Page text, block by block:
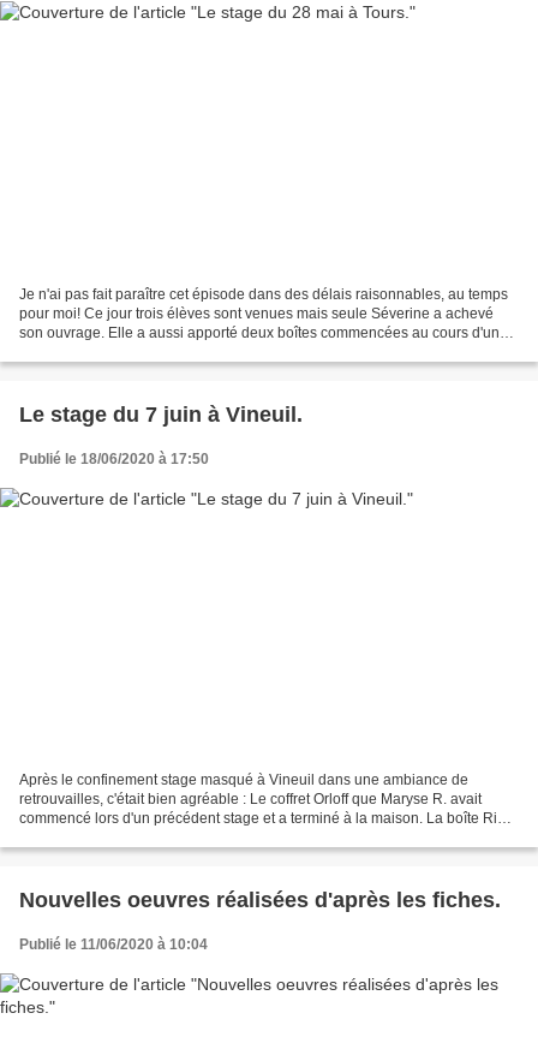
Je n'ai pas fait paraître cet épisode dans des délais raisonnables, au temps
pour moi! Ce jour trois élèves sont venues mais seule Séverine a achevé
son ouvrage. Elle a aussi apporté deux boîtes commencées au cours d'un
Le stage du 7 juin à Vineuil.
Publié le 18/06/2020 à 17:50
Après le confinement stage masqué à Vineuil dans une ambiance de
retrouvailles, c'était bien agréable : Le coffret Orloff que Maryse R. avait
commencé lors d'un précédent stage et a terminé à la maison. La boîte Rio
Nouvelles oeuvres réalisées d'après les fiches.
Publié le 11/06/2020 à 10:04